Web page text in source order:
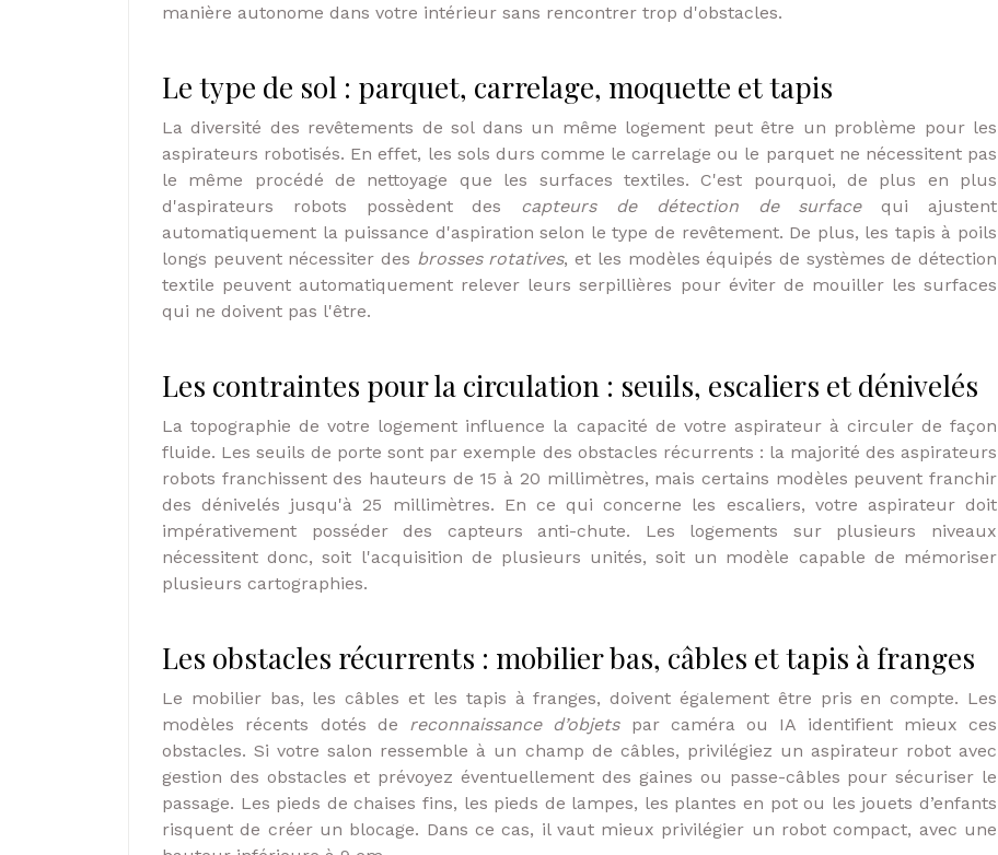
manière autonome dans votre intérieur sans rencontrer trop d'obstacles.
Le type de sol : parquet, carrelage, moquette et tapis
La diversité des revêtements de sol dans un même logement peut être un problème pour les
aspirateurs robotisés. En effet, les sols durs comme le carrelage ou le parquet ne nécessitent pas
le même procédé de nettoyage que les surfaces textiles. C'est pourquoi, de plus en plus
d'aspirateurs robots possèdent des capteurs de détection de surfacequi ajustent
automatiquement la puissance d'aspiration selon le type de revêtement. De plus, les tapis à poils
longs peuvent nécessiter des brosses rotatives, et les modèles équipés de systèmes de détection
textile peuvent automatiquement relever leurs serpillières pour éviter de mouiller les surfaces
qui ne doivent pas l'être.
Les contraintes pour la circulation : seuils, escaliers et dénivelés
La topographie de votre logement influence la capacité de votre aspirateur à circuler de façon
fluide. Les seuils de porte sont par exemple des obstacles récurrents : la majorité des aspirateurs
robots franchissent des hauteurs de 15 à 20 millimètres, mais certains modèles peuvent franchir
des dénivelés jusqu'à 25 millimètres. En ce qui concerne les escaliers, votre aspirateur doit
impérativement posséder des capteurs anti-chute. Les logements sur plusieurs niveaux
nécessitent donc, soit l'acquisition de plusieurs unités, soit un modèle capable de mémoriser
plusieurs cartographies.
Les obstacles récurrents : mobilier bas, câbles et tapis à franges
Le mobilier bas, les câbles et les tapis à franges, doivent également être pris en compte. Les
modèles récents dotés de
reconnaissance d’objetspar caméra ou IA identifient mieux ces
obstacles. Si votre salon ressemble à un champ de câbles, privilégiez un aspirateur robot avec
gestion des obstacles et prévoyez éventuellement des gaines ou passe-câbles pour sécuriser le
passage. Les pieds de chaises fins, les pieds de lampes, les plantes en pot ou les jouets d’enfants
risquent de créer un blocage. Dans ce cas, il vaut mieux privilégier un robot compact, avec une